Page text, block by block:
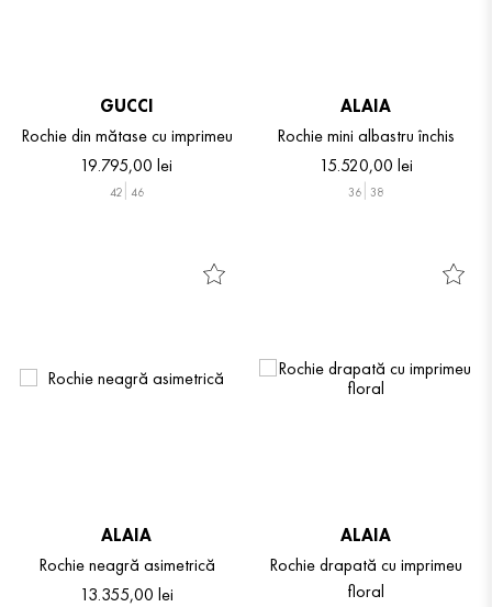
GUCCI
Rochie din mătase cu imprimeu
19.795,00 lei
42 46
ALAIA
Rochie mini albastru închis
15.520,00 lei
36 38
ALAIA
Rochie neagră asimetrică
13.355,00 lei
ALAIA
Rochie drapată cu imprimeu
floral